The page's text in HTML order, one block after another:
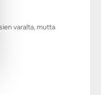
varalta, mutta